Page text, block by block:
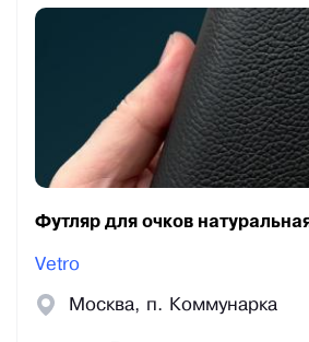
Футляр для очков
Vetro
Москва, п. Коммунарка